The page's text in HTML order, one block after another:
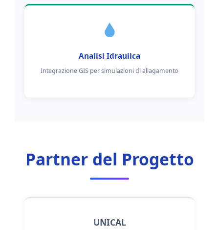
Analisi Idraulica
Integrazione GIS per simulazioni di allagamento
Partner del Progetto
UNICAL